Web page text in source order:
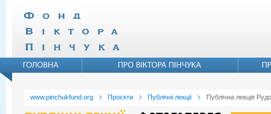
www.pinchukfund.org Проєкти Публічні лекції Публічна лекція